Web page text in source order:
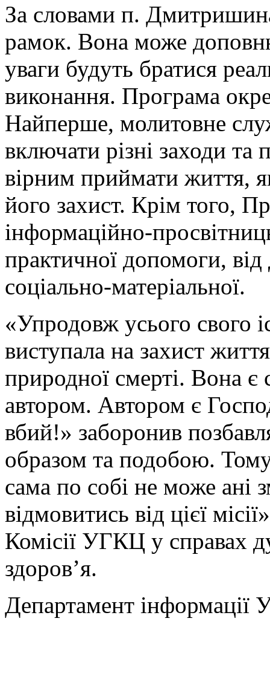
За словами п.
рамок. Вона може
уваги будуть братися
виконання. Програма
Найперше, молитовне
включати різні заходи
вірним приймати життя,
його захист. Крім того,
інформаційно-
практичної допомоги,
соціально-матеріальної.
«Упродовж усього свого
виступала на захист
природної смерті. Вона є
автором. Автором є
вбий!» заборонив
образом та подобою.
сама по собі не може ані
відмовитись від цієї
Комісії УГКЦ у справах
здоров’я.
Департамент